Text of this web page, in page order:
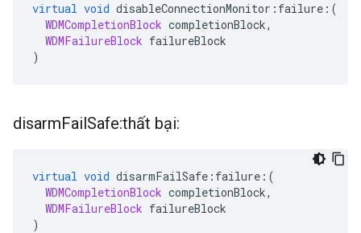
virtual void disableConnectionMonitor : failure :(
WDMCompletionBlock completionBlock,
WDMFailureBlock failureBlock
)
disarmFailSafe:thất bại:
virtual void disarmFailSafe : failure :(
WDMCompletionBlock completionBlock,
WDMFailureBlock failureBlock
)